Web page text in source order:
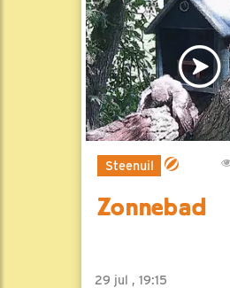
Steenuil
Zonnebad
29 jul , 19:15